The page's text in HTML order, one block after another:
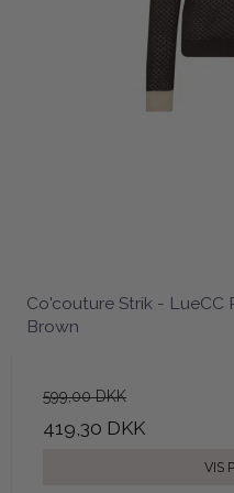
Co'couture Strik - LueCC
Brown
599,00 DKK
419,30 DKK
VIS